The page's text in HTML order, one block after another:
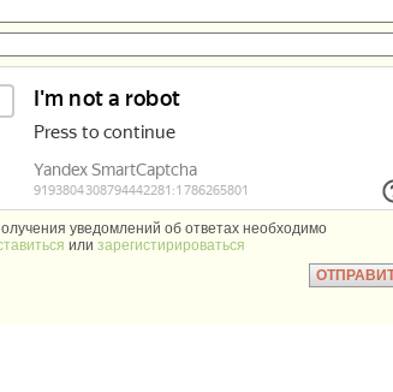
уведомлений об ответах необходимо
или зарегистирироваться